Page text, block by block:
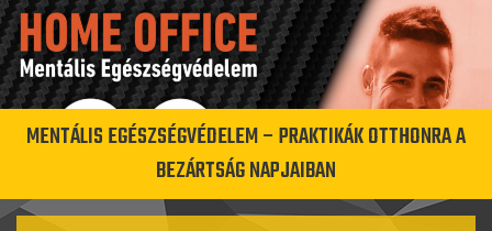
MENTÁLIS EGÉSZSÉGVÉDELEM – PRAKTIKÁK OTTHONRA A
BEZÁRTSÁG NAPJAIBAN